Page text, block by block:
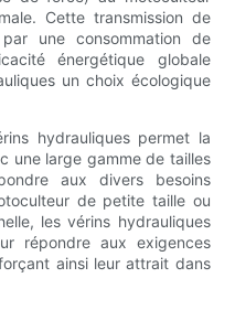
Cette transmission de
une consommation de
énergétique globale
un choix écologique
hydrauliques permet la
une large gamme de tailles
aux divers besoins
de petite taille ou
les vérins hydrauliques
répondre aux exigences
ainsi leur attrait dans